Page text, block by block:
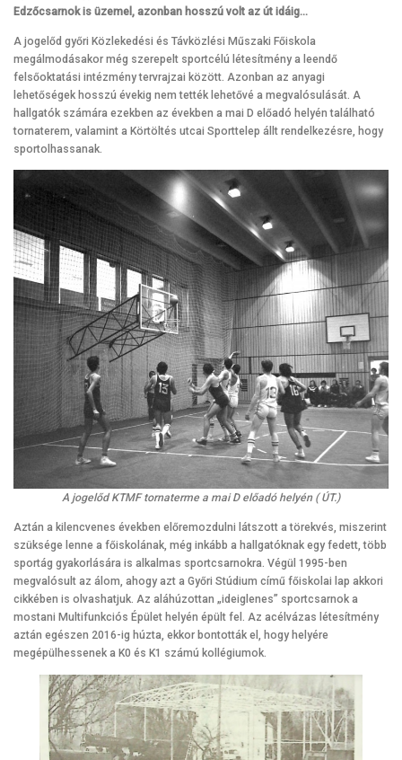
Edzőcsarnok is üzemel, azonban hosszú volt az út idáig…
A jogelőd győri Közlekedési és Távközlési Műszaki Főiskola
megálmodásakor még szerepelt sportcélú létesítmény a leendő
felsőoktatási intézmény tervrajzai között. Azonban az anyagi
lehetőségek hosszú évekig nem tették lehetővé a megvalósulását. A
hallgatók számára ezekben az években a mai D előadó helyén található
tornaterem, valamint a Körtöltés utcai Sporttelep állt rendelkezésre, hogy
sportolhassanak.
A jogelőd KTMF tornaterme a mai D előadó helyén ( ÚT.)
Aztán a kilencvenes években előremozdulni látszott a törekvés, miszerint
szüksége lenne a főiskolának, még inkább a hallgatóknak egy fedett, több
sportág gyakorlására is alkalmas sportcsarnokra. Végül 1995-ben
megvalósult az álom, ahogy azt a Győri Stúdium című főiskolai lap akkori
cikkében is olvashatjuk. Az aláhúzottan „ideiglenes” sportcsarnok a
mostani Multifunkciós Épület helyén épült fel. Az acélvázas létesítmény
aztán egészen 2016-ig húzta, ekkor bontották el, hogy helyére
megépülhessenek a K0 és K1 számú kollégiumok.